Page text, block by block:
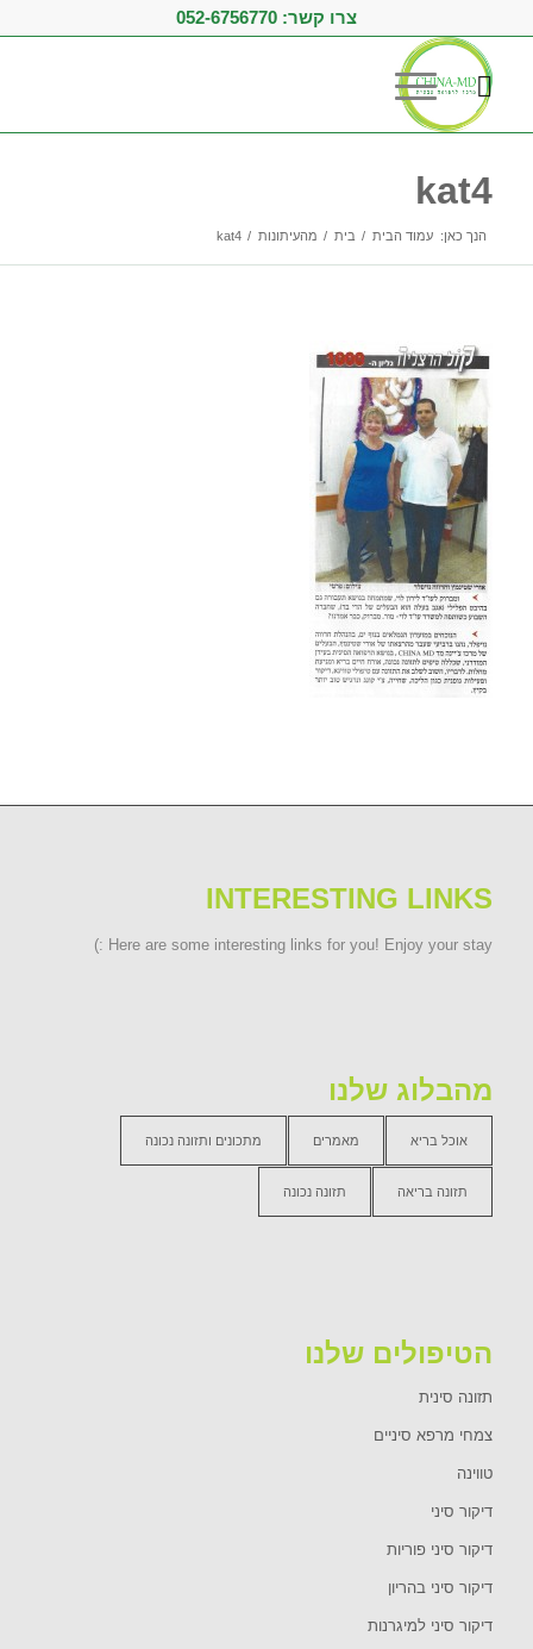
צרו קשר: 052-6756770
kat4
הנך כאן: עמוד הבית / בית / מהעיתונות /
kat4
INTERESTING LINKS
Here are some interesting links for you! Enjoy your stay :)
מהבלוג שלנו
אוכל בריא מאמרים מתכונים ותזונה נכונה
תזונה בריאה תזונה נכונה
הטיפולים שלנו
תזונה סינית
צמחי מרפא סיניים
טווינה
דיקור סיני
דיקור סיני פוריות
דיקור סיני בהריון
דיקור סיני למיגרנות